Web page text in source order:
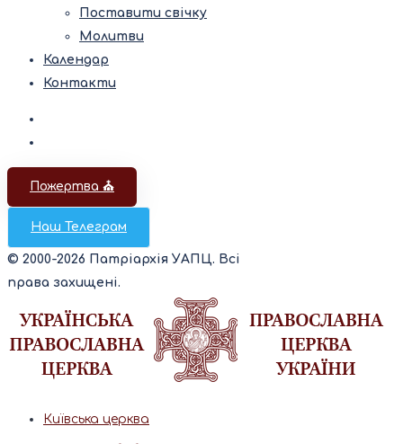
Поставити свічку
Молитви
Календар
Контакти
Пожертва ⛪️
Наш Телеграм
© 2000-2026 Патріархія УАПЦ. Всі
права захищені.
Київська церква